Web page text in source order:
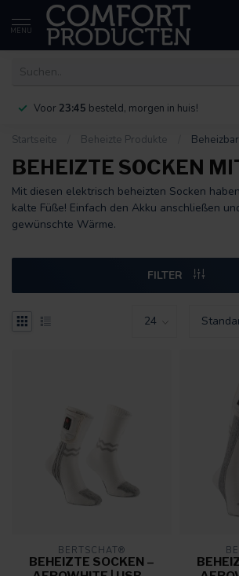
MENU
Voor 23:45 besteld, morgen in huis!
Startseite Beheizte Produkte
BEHEIZTE SOCKEN
Mit diesen elektrisch beheizten Socken
kalte Füße! Einfach den Akku anschließen
gewünschte Wärme.
FILTER
BERTSCHAT®
BEHEIZTE SOCKEN –